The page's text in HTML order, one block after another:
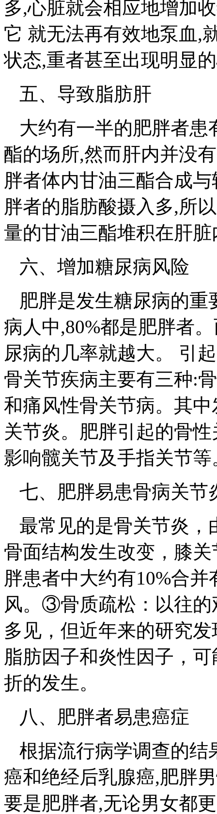
多,心脏就会相应地增加
它 就无法再有效地泵血,
状态,重者甚至出现明显
五、导致脂肪肝
大约有一半的肥胖者
酯的场所,然而肝内并没
胖者体内甘油三酯合成
胖者的脂肪酸摄入多,所
量的甘油三酯堆积在肝
六、增加糖尿病风险
肥胖是发生糖尿病的
病人中,80%都是肥胖者
尿病的几率就越大。 引
骨关节疾病主要有三种:
和痛风性骨关节病。其
关节炎。肥胖引起的骨
影响髋关节及手指关节等
七、肥胖易患骨病关节
最常见的是骨关节炎，
骨面结构发生改变，膝
胖患者中大约有10%合
风。③骨质疏松：以往
多见，但近年来的研究
脂肪因子和炎性因子，
折的发生。
八、肥胖者易患癌症
根据流行病学调查的结
癌和绝经后乳腺癌,肥胖
要是肥胖者,无论男女都